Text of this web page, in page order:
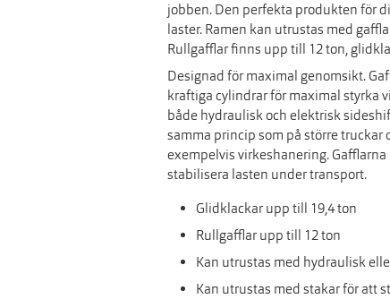
jobben. Den perfekta produkten för
laster. Ramen kan utrustas med
Rullgafflar finns upp till 12 ton,
Designad för maximal genomsikt.
kraftiga cylindrar för maximal styrka
både hydraulisk och elektrisk
samma princip som på större truckar
exempelvis virkeshanering.
stabilisera lasten under transport.
Glidklackar upp till 19,4 ton
Rullgafflar upp till 12 ton
Kan utrustas med hydraulisk
Kan utrustas med stakar för att